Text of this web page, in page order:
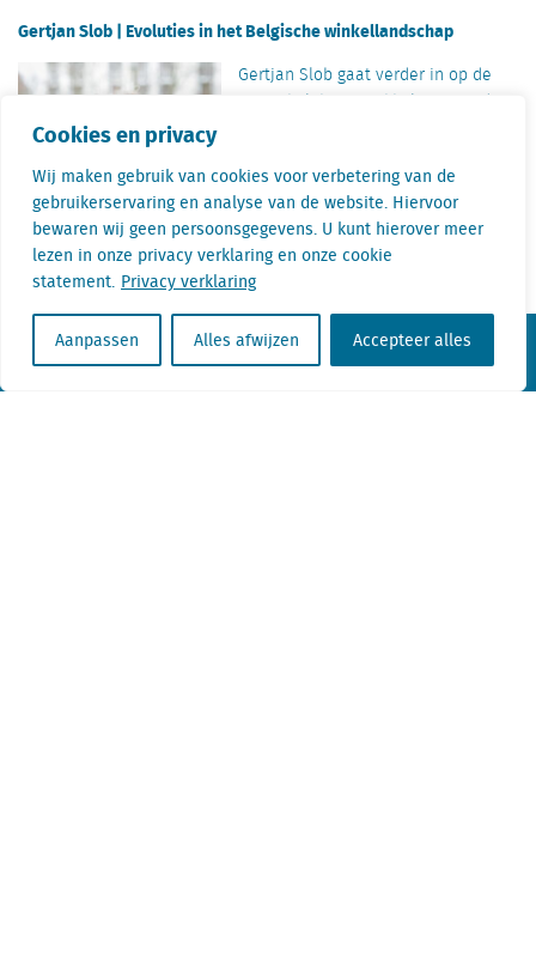
Cookies en privacy
Wij maken gebruik van cookies voor verbetering van de
gebruikerservaring en analyse van de website. Hiervoor
bewaren wij geen persoonsgegevens. U kunt hierover meer
lezen in onze privacy verklaring en onze cookie
statement. Privacy verklaring
Aanpassen Alles afwijzen Accepteer alles
Gertjan Slob | Evoluties in het Belgische winkellandschap
Gertjan Slob gaat verder in op de
opmerkelijke ontwikkelingen in de
Welke verschuivingen zien we in de
mix van handelspanden, diensten
en leegstand?
KvK nr. Utrecht 27129168